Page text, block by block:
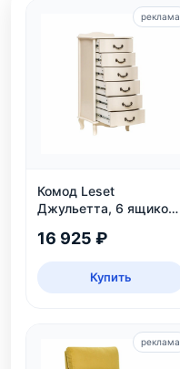
Комод Leset
Джульетта, 6 ящиков,
16 925 ₽
Купить
реклама
реклама